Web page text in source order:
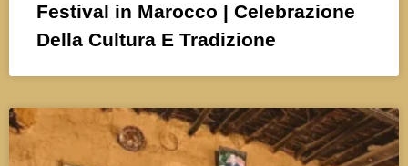
Festival in Marocco | Celebrazione
Della Cultura E Tradizione